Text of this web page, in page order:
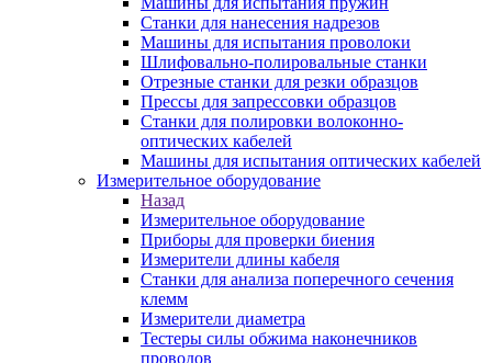
Станки для нанесения надрезов
Машины для испытания проволоки
Шлифовально-полировальные станки
Отрезные станки для резки образцов
Прессы для запрессовки образцов
Станки для полировки волоконно-
оптических кабелей
Машины для испытания оптических кабелей
Измерительное оборудование
Назад
Измерительное оборудование
Приборы для проверки биения
Измерители длины кабеля
Станки для анализа поперечного сечения
клемм
Измерители диаметра
Тестеры силы обжима наконечников
проводов